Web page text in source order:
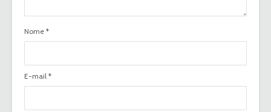
Nome *
E-mail *